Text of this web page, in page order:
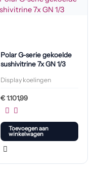
Polar G-serie gekoelde
sushivitrine 7x GN 1/3
Display koelingen
€1.101,99
Toevoegen aan
winkelwagen